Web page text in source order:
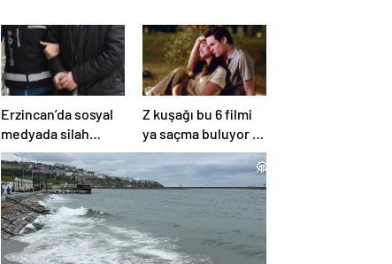
Erzincan’da sosyal
medyada silah
teşhiri yapanlar
yakalandı
Z kuşağı bu 6 filmi
ya saçma buluyor ya
da rahatsız edici ve
toksik!